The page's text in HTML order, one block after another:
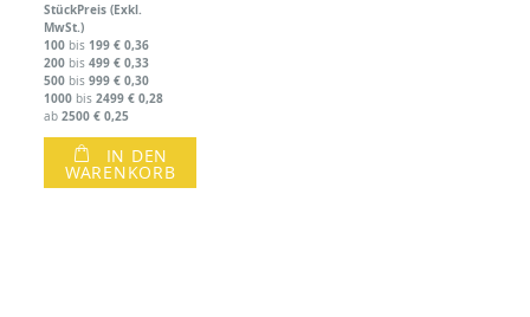
StückPreis (Exkl.
MwSt.)
100 bis 199 € 0,36
200 bis 499 € 0,33
500 bis 999 € 0,30
1000 bis 2499 € 0,28
ab 2500 € 0,25
IN DEN
WARENKORB